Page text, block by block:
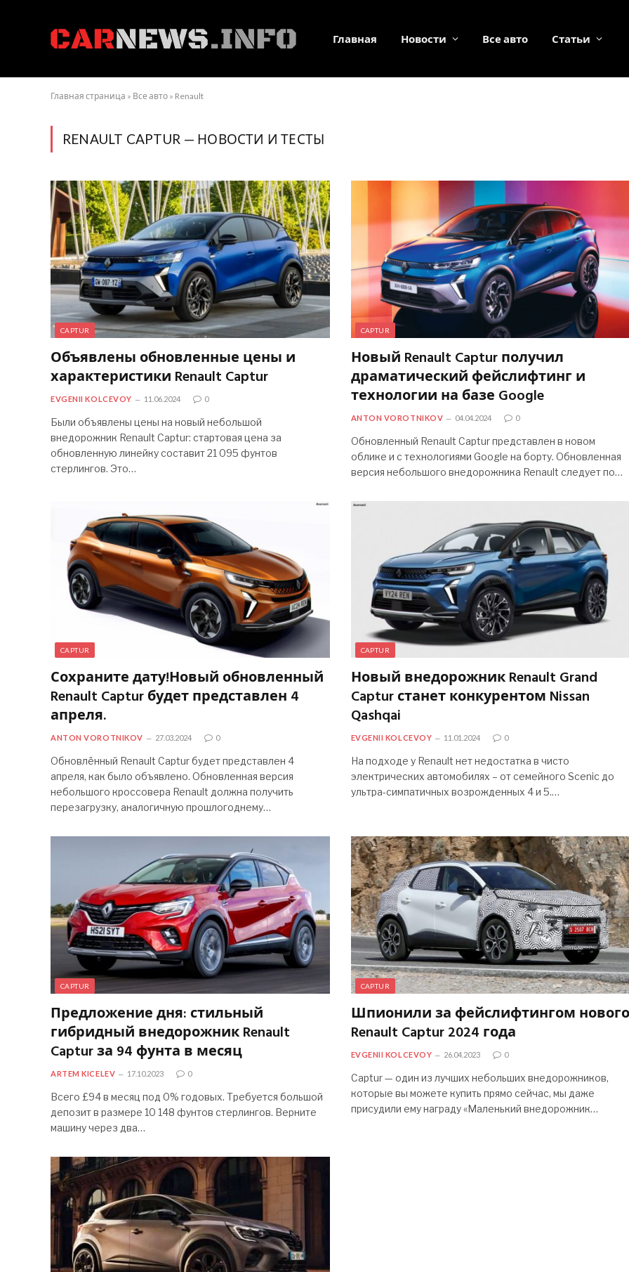
Главная Новости Все авто Статьи
Главная страница » Все авто » Renault
RENAULT CAPTUR — НОВОСТИ И ТЕСТЫ
CAPTUR
Объявлены обновленные цены и
характеристики Renault Captur
EVGENII KOLCEVOY 11.06.2024 0
Были объявлены цены на новый небольшой
внедорожник Renault Captur: стартовая цена за
обновленную линейку составит 21 095 фунтов
стерлингов. Это…
CAPTUR
Новый Renault Captur получил
драматический фейслифтинг и
технологии на базе Google
ANTON VOROTNIKOV 04.04.2024 0
Обновленный Renault Captur представлен в новом
облике и с технологиями Google на борту. Обновленная
версия небольшого внедорожника Renault следует по…
CAPTUR
Сохраните дату!Новый обновленный
Renault Captur будет представлен 4
апреля.
ANTON VOROTNIKOV 27.03.2024 0
Обновлённый Renault Captur будет представлен 4
апреля, как было объявлено. Обновленная версия
небольшого кроссовера Renault должна получить
перезагрузку, аналогичную прошлогоднему…
CAPTUR
Новый внедорожник Renault Grand
Captur станет конкурентом Nissan
Qashqai
EVGENII KOLCEVOY 11.01.2024 0
На подходе у Renault нет недостатка в чисто
электрических автомобилях – от семейного Scenic до
ультра-симпатичных возрожденных 4 и 5.…
CAPTUR
Предложение дня: стильный
гибридный внедорожник Renault
Captur за 94 фунта в месяц
ARTEM KICELEV 17.10.2023 0
Всего £94 в месяц под 0% годовых. Требуется большой
депозит в размере 10 148 фунтов стерлингов. Верните
машину через два…
CAPTUR
Шпионили за фейслифтингом нового
Renault Captur 2024 года
EVGENII KOLCEVOY 26.04.2023 0
Captur — один из лучших небольших внедорожников,
которые вы можете купить прямо сейчас, мы даже
присудили ему награду «Маленький внедорожник…